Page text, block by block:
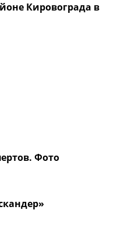
Кировограда в
Фото